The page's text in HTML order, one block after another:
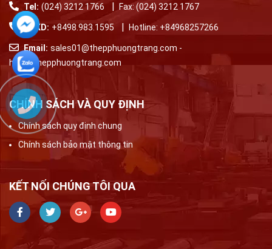
Tel: (024) 3212 1766 | Fax: (024) 3212 1767
TPKD: +8498.983.1595 | Hotline: +84968257266
Email: sales01@thepphuongtrang.com -
hieu@thepphuongtrang.com
CHÍNH SÁCH VÀ QUY ĐỊNH
Chính sách quy định chung
Chính sách bảo mật thông tin
KẾT NỐI CHÚNG TÔI QUA